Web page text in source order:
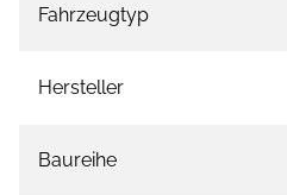
Fahrzeugtyp
Hersteller
Baureihe